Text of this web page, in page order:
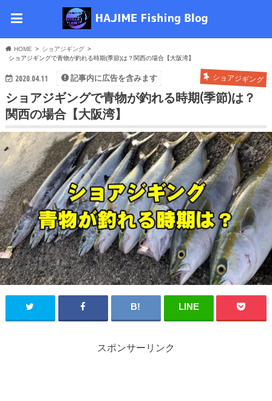
HOME
ショアジギング
ショアジギングで青物が釣れる時期(季節)は？関西の場合【大阪湾】
2020.04.11 ショアジギング
記事内に広告を含みます
ショアジギングで青物が釣れる時期(季節)は？
関西の場合【大阪湾】
スポンサーリンク